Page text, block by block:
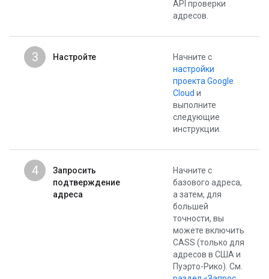
API проверки
адресов.
3 Настройте
Начните с
настройки
проекта Google
Cloud и
выполните
следующие
инструкции.
4
Запросить
подтверждение
адреса
Начните с
базового адреса,
а затем, для
большей
точности, вы
можете включить
CASS (только для
адресов в США и
Пуэрто-Рико). См.